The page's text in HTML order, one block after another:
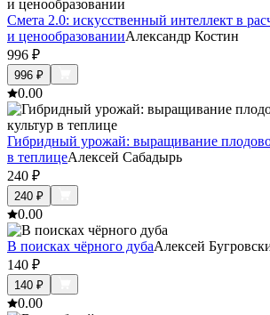
Смета 2.0: искусственный интеллект в
и ценообразованииАлександр Костин
996 ₽
996 ₽
0.00
Гибридный урожай: выращивание
в теплицеАлексей Сабадырь
240 ₽
240 ₽
0.00
В поисках чёрного дубаАлексей
140 ₽
140 ₽
0.00